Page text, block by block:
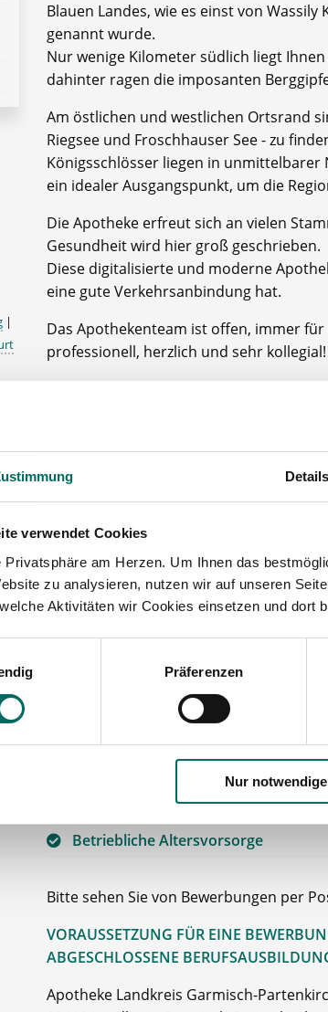
Details
verwendet Cookies
Privatsphäre am Herzen. Um Ihnen das
zu analysieren, nutzen wir auf unseren
Aktivitäten wir Cookies einsetzen und dort
Präferenzen
Nur
Blauen Landes, wie es einst von
genannt wurde.
Nur wenige Kilometer südlich liegt
dahinter ragen die imposanten
Am östlichen und westlichen Ortsrand
Riegsee und Froschhauser See - zu
Königsschlösser liegen in
ein idealer Ausgangspunkt, um die
Die Apotheke erfreut sich an vielen
Gesundheit wird hier groß geschrieben.
Diese digitalisierte und moderne
eine gute Verkehrsanbindung hat.
Das Apothekenteam ist offen, immer für
professionell, herzlich und sehr kollegial!
der neuen Zeit" erhalten.
Die Apotheke bietet Ihnen:
Tankgutschein/Fahrtkostenzuschuss
mit öffentl.
Wohnungssuche
Betriebliche Altersvorsorge
Bitte sehen Sie von Bewerbungen per
VORAUSSETZUNG FÜR EINE
ABGESCHLOSSENE
Apotheke Landkreis Garmisch-
|